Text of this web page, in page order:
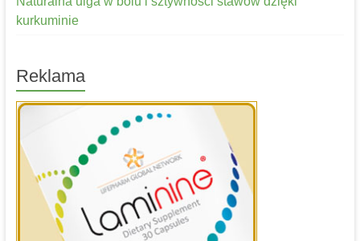
kurkuminie
Reklama